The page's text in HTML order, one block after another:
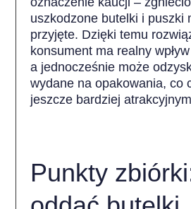
uszkodzone butelki i puszki
przyjęte. Dzięki temu
konsument ma realny
a jednocześnie może
wydane na opakowania, co
jeszcze bardziej
Punkty